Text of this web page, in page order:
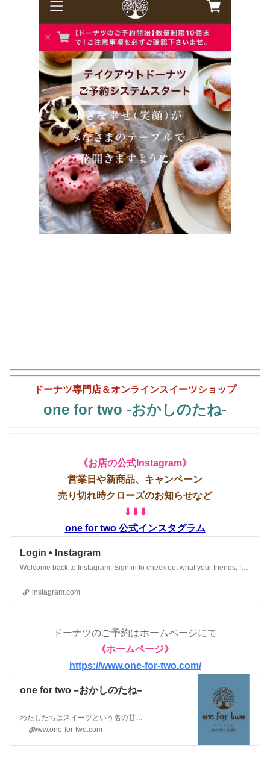
ドーナツ専門店＆オンラインスイーツショップ
one for two -おかしのたね-
《お店の公式Instagram》
営業日や新商品、キャンペーン
売り切れ時クローズのお知らせなど
⬇︎⬇︎⬇︎
one for two 公式インスタグラム
Login • Instagram
Welcome back to Instagram. Sign in to check out what your friends, family & interests have been capturing & sharing around the world.
instagram.com
ドーナツのご予約はホームページにて
《ホームページ》
https://www.one-for-two.com/
one for two –おかしのたね–
わたしたちはスイーツという名の甘い“おかしのたね”を、大切に育てています。この“おかしのたね”たちは、皆さまに笑顔がこぼれるように、美味しく召し上がっていただいて、初めて花開き（完成）ます。わたしたちだけでは、作り上げる事ができない、お客様（あなた）とスイーツ（わたし）は、ふたりでひとつ。そんな想いを込めて誕生した、sweets laboがone for t…
www.one-for-two.com